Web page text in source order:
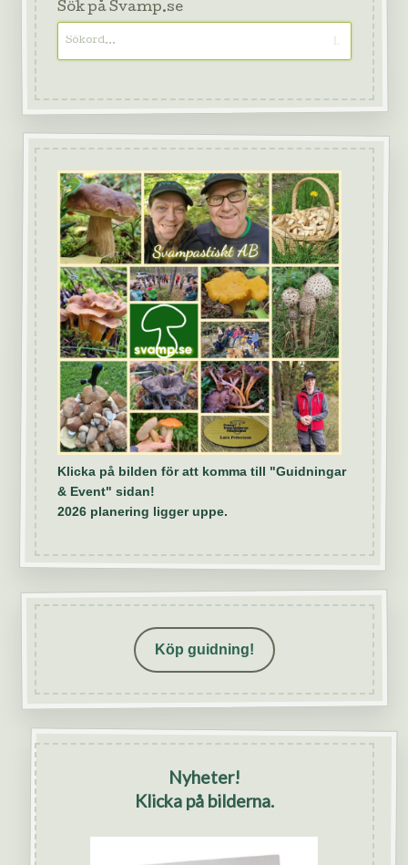
Sök på Svamp.se
Klicka på bilden för att komma till "Guidningar
& Event" sidan!
2026 planering ligger uppe.
Köp guidning!
Nyheter!
Klicka på bilderna.